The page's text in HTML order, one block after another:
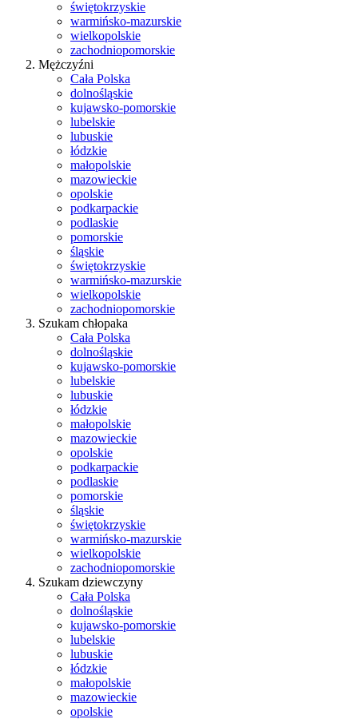
świętokrzyskie
warmińsko-mazurskie
wielkopolskie
zachodniopomorskie
Mężczyźni
Cała Polska
dolnośląskie
kujawsko-pomorskie
lubelskie
lubuskie
łódzkie
małopolskie
mazowieckie
opolskie
podkarpackie
podlaskie
pomorskie
śląskie
świętokrzyskie
warmińsko-mazurskie
wielkopolskie
zachodniopomorskie
Szukam chłopaka
Cała Polska
dolnośląskie
kujawsko-pomorskie
lubelskie
lubuskie
łódzkie
małopolskie
mazowieckie
opolskie
podkarpackie
podlaskie
pomorskie
śląskie
świętokrzyskie
warmińsko-mazurskie
wielkopolskie
zachodniopomorskie
Szukam dziewczyny
Cała Polska
dolnośląskie
kujawsko-pomorskie
lubelskie
lubuskie
łódzkie
małopolskie
mazowieckie
opolskie